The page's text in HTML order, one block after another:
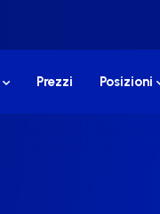
Prezzi Posizioni